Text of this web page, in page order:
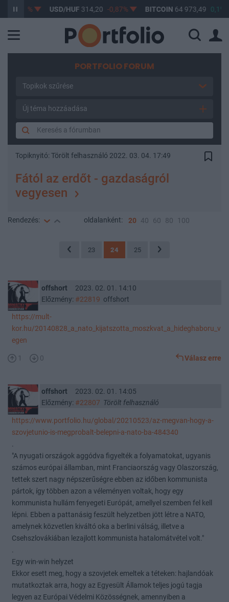
-0,61% USD/HUF314,20 -0,87% BITCOIN64 973,49 0,1%
PORTFOLIO FORUM
Topikok szűrése
Új téma hozzáadása
Topiknyitó: Törölt felhasználó 2022. 03. 04. 17:49
Fától az erdőt - gazdaságról
vegyesen
Rendezés: oldalanként: 20 40 60 80 100
23 24 25
offshort
2023. 02. 01. 14:10
Előzmény: #22819 offshort
https://mult-
kor.hu/20140828_a_nato_kijatszotta_moszkvat_a_hideghaboru_v
egen
1 0 Válasz erre
offshort
2023. 02. 01. 14:05
Előzmény: #22807 Törölt felhasználó
https://www.portfolio.hu/global/20210523/az-megvan-hogy-a-
szovjetunio-is-megprobalt-belepni-a-nato-ba-484340
.
"A nyugati országok aggódva figyelték a folyamatokat, ugyanis
számos európai államban, mint Franciaország vagy Olaszország,
tettek szert nagy népszerűségre ebben az időben kommunista
pártok, így többen azon a véleményen voltak, hogy egy
kommunista hullám fenyegeti Európát, amellyel szemben fel kell
lépni. Ebben a pattanásig feszült helyzetben jött létre a NATO,
amelynek közvetlen kiváltó oka a berlini válság, illetve a
Csehszlovákiában lezajlott kommunista hatalomátvétel volt."
.
Egy win-win helyzet
Ekkor esett meg, hogy a szovjetek emeltek a téteken: hajlandóak
mutatkoztak arra, hogy az Egyesült Államok teljes jogú tagja
legyen az Európai Védelmi Közösségnek, amennyiben a